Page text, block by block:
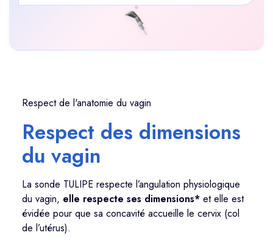
Respect de l'anatomie du vagin
Respect des dimensions
du vagin
La sonde TULIPE respecte l’angulation physiologique
du vagin, elle respecte ses dimensions* et elle est
évidée pour que sa concavité accueille le cervix (col
de l’utérus).